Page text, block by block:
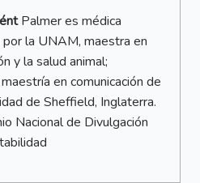
Palmer es médica
la UNAM, maestra en
y la salud animal;
en comunicación de
de Sheffield, Inglaterra.
Nacional de Divulgación